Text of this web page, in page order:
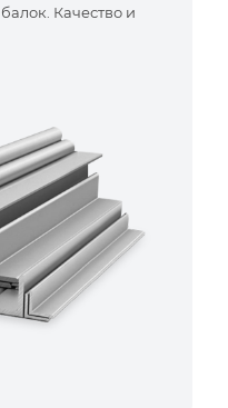
Качество и